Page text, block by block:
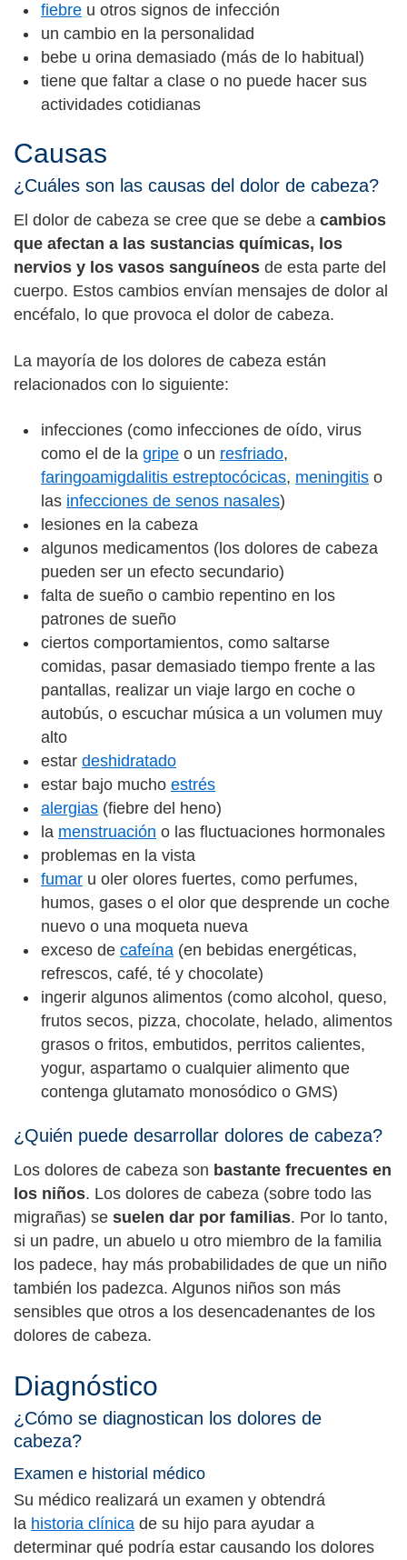
fiebre u otros signos de infección
un cambio en la personalidad
bebe u orina demasiado (más de lo habitual)
tiene que faltar a clase o no puede hacer sus
actividades cotidianas
Causas
¿Cuáles son las causas del dolor de cabeza?
El dolor de cabeza se cree que se debe a cambios
que afectan a las sustancias químicas, los
nervios y los vasos sanguíneos de esta parte del
cuerpo. Estos cambios envían mensajes de dolor al
encéfalo, lo que provoca el dolor de cabeza.
La mayoría de los dolores de cabeza están
relacionados con lo siguiente:
infecciones (como infecciones de oído, virus
como el de la gripe o un resfriado,
faringoamigdalitis estreptocócicas, meningitis o
las infecciones de senos nasales)
lesiones en la cabeza
algunos medicamentos (los dolores de cabeza
pueden ser un efecto secundario)
falta de sueño o cambio repentino en los
patrones de sueño
ciertos comportamientos, como saltarse
comidas, pasar demasiado tiempo frente a las
pantallas, realizar un viaje largo en coche o
autobús, o escuchar música a un volumen muy
alto
estar deshidratado
estar bajo mucho estrés
alergias (fiebre del heno)
la menstruación o las fluctuaciones hormonales
problemas en la vista
fumar u oler olores fuertes, como perfumes,
humos, gases o el olor que desprende un coche
nuevo o una moqueta nueva
exceso de cafeína (en bebidas energéticas,
refrescos, café, té y chocolate)
ingerir algunos alimentos (como alcohol, queso,
frutos secos, pizza, chocolate, helado, alimentos
grasos o fritos, embutidos, perritos calientes,
yogur, aspartamo o cualquier alimento que
contenga glutamato monosódico o GMS)
¿Quién puede desarrollar dolores de cabeza?
Los dolores de cabeza son bastante frecuentes en
los niños. Los dolores de cabeza (sobre todo las
migrañas) se suelen dar por familias. Por lo tanto,
si un padre, un abuelo u otro miembro de la familia
los padece, hay más probabilidades de que un niño
también los padezca. Algunos niños son más
sensibles que otros a los desencadenantes de los
dolores de cabeza.
Diagnóstico
¿Cómo se diagnostican los dolores de
cabeza?
Examen e historial médico
Su médico realizará un examen y obtendrá
la historia clínica de su hijo para ayudar a
determinar qué podría estar causando los dolores